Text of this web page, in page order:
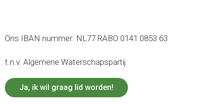
Ons IBAN nummer: NL77 RABO 0141 0853 63
t.n.v. Algemene Waterschapspartij
Ja, ik wil graag lid worden!